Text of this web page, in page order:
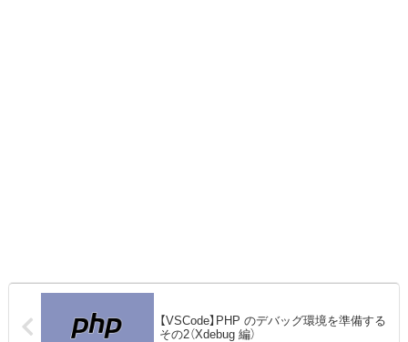
【VSCode】PHP のデバッグ環境を準備する
その2（Xdebug 編）